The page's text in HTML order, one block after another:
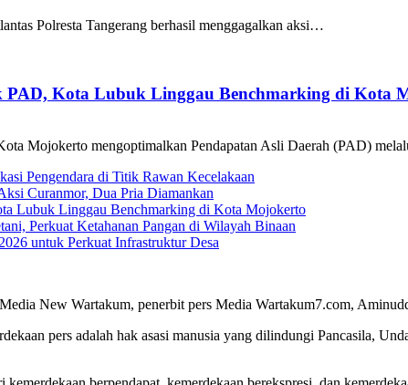
Polresta Tangerang berhasil menggagalkan aksi…
Kota Lubuk Linggau Benchmarking di Kota
Mojokerto mengoptimalkan Pendapatan Asli Daerah (PAD)
Pengendara di Titik Rawan Kecelakaan
Curanmor, Dua Pria Diamankan
Lubuk Linggau Benchmarking di Kota Mojokerto
Perkuat Ketahanan Pangan di Wilayah Binaan
untuk Perkuat Infrastruktur Desa
New Wartakum, penerbit pers Media Wartakum7.com,
pers adalah hak asasi manusia yang dilindungi Pancasila,